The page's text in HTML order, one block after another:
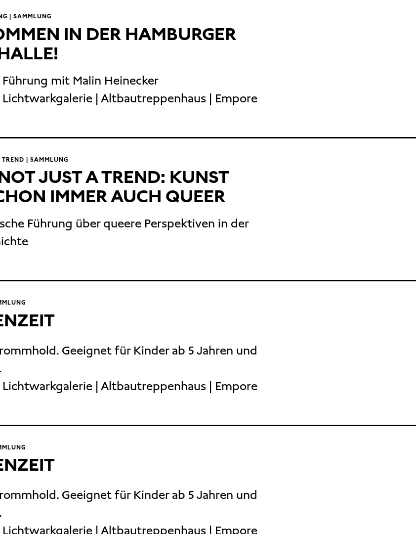
| SAMMLUNG
IN DER HAMBURGER
mit Malin Heinecker
Lichtwarkgalerie | Altbautreppenhaus | Empore
| SAMMLUNG
JUST A TREND: KUNST
IMMER AUCH QUEER
Führung über queere Perspektiven in der
Geeignet für Kinder ab 5 Jahren und
Lichtwarkgalerie | Altbautreppenhaus | Empore
Geeignet für Kinder ab 5 Jahren und
Lichtwarkgalerie | Altbautreppenhaus | Empore